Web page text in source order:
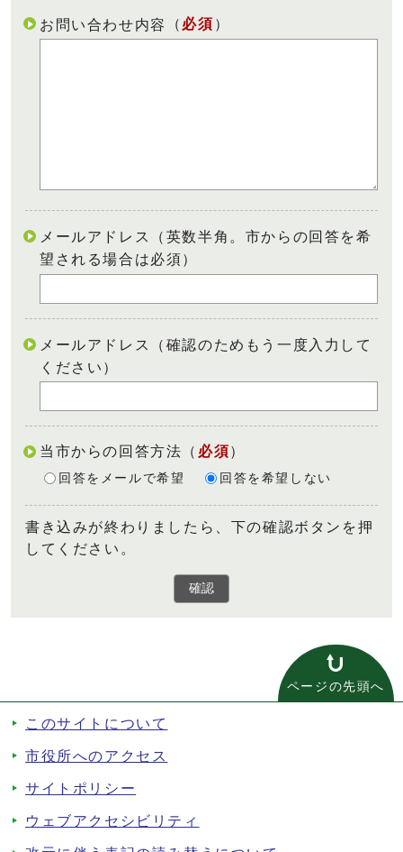
お問い合わせ内容 （ 必須 ）
メールアドレス（英数半角。市からの回答を希
望される場合は必須）
メールアドレス（確認のためもう一度入力して
ください）
当市からの回答方法 （ 必須）
回答をメールで希望 回答を希望しない
書き込みが終わりましたら、下の確認ボタンを押
してください。
確認
ページの先頭へ
このサイトについて
市役所へのアクセス
サイトポリシー
ウェブアクセシビリティ